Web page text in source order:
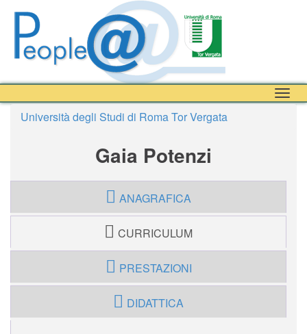
Università degli Studi di Roma Tor Vergata
Gaia Potenzi
ANAGRAFICA
CURRICULUM
PRESTAZIONI
DIDATTICA